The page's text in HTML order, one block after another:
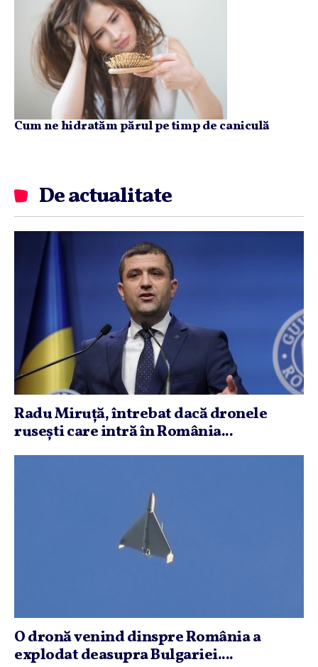
Cum ne hidratăm părul pe timp de caniculă
De actualitate
Radu Miruţă, întrebat dacă dronele
ruseşti care intră în România...
O dronă venind dinspre România a
explodat deasupra Bulgariei....